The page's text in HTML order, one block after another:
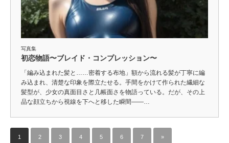
写真集
初恋物語〜ブレイド・コンプレッション〜
「編み込まれた髪と……密着する布地」額から流れる髪が丁寧に編
み込まれ、清楚な印象を際立たせる。手間をかけて作られた繊細な
髪型が、少女の真面目さと几帳面さを物語っている。だが、その上
品な顔立ちから視線を下へと移した瞬間――…
1 2 3 4 5 6 7 »